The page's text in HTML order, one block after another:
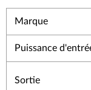
Marque
Puissance
Sortie